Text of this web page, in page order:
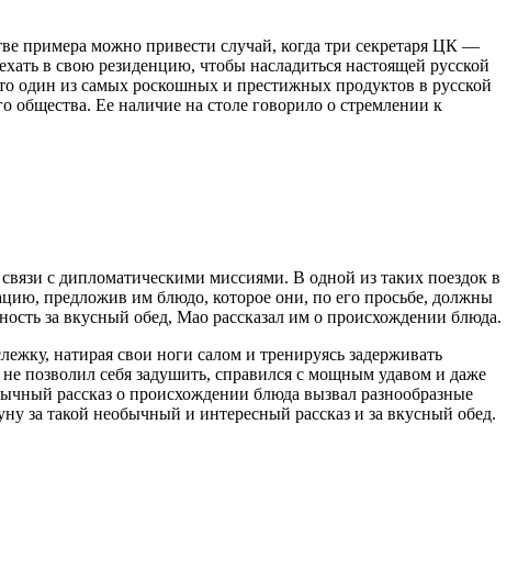
примера можно привести случай, когда три секретаря ЦК —
в свою резиденцию, чтобы насладиться настоящей русской
один из самых роскошных и престижных продуктов в русской
общества. Ее наличие на столе говорило о стремлении к
с дипломатическими миссиями. В одной из таких поездок в
предложив им блюдо, которое они, по его просьбе, должны
за вкусный обед, Мао рассказал им о происхождении блюда.
натирая свои ноги салом и тренируясь задерживать
позволил себя задушить, справился с мощным удавом и даже
рассказ о происхождении блюда вызвал разнообразные
за такой необычный и интересный рассказ и за вкусный обед.